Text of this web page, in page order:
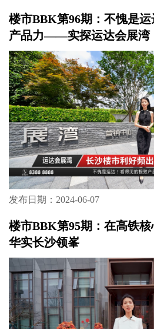
楼市BBK第96期：不愧是
产品力——实探运达会展湾
发布日期：2024-06-07
楼市BBK第95期：在高铁
华实长沙领峯